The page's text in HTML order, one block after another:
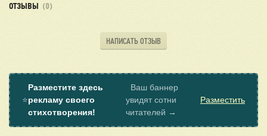
ОТЗЫВЫ (0)
НАПИСАТЬ ОТЗЫВ
⭐
Разместите здесь
рекламу своего
стихотворения!
Ваш баннер
увидят сотни
читателей →
Разместить